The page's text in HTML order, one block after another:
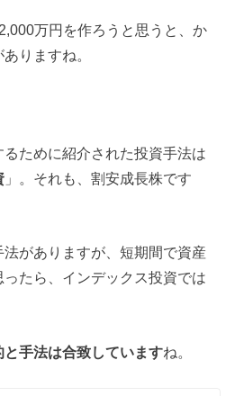
万円を作ろうと思うと、か
りますね。
ために紹介された投資手法は
」。それも、割安成長株です
がありますが、短期間で資産
たら、インデックス投資では
と手法は合致していますね。